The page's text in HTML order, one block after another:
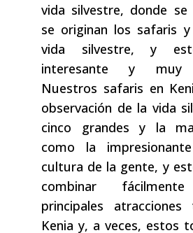
vida silvestre, donde se
se originan los safaris
vida silvestre, y
interesante y muy
Nuestros safaris en
observación de la vida
cinco grandes y la
como la
cultura de la gente, y
combinar
principales
Kenia y, a veces, estos